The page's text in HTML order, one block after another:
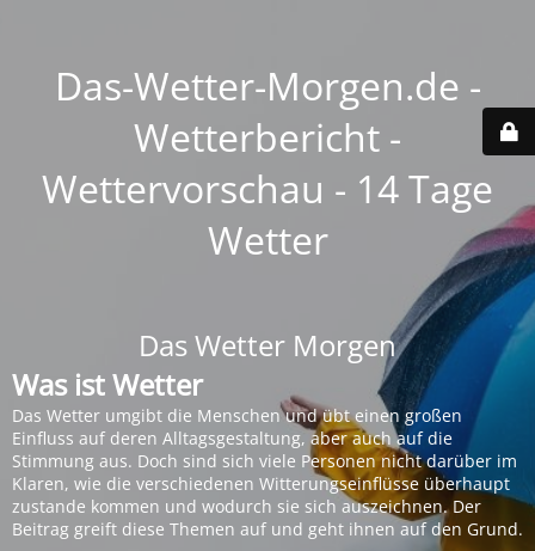
Das-Wetter-Morgen.de -
Wetterbericht -
Wettervorschau - 14 Tage
Wetter
Das Wetter Morgen
Was ist Wetter
Das Wetter umgibt die Menschen und übt einen großen
Einfluss auf deren Alltagsgestaltung, aber auch auf die
Stimmung aus. Doch sind sich viele Personen nicht darüber im
Klaren, wie die verschiedenen Witterungseinflüsse überhaupt
zustande kommen und wodurch sie sich auszeichnen. Der
Beitrag greift diese Themen auf und geht ihnen auf den Grund.